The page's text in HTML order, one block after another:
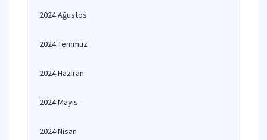
2024 Ağustos
2024 Temmuz
2024 Haziran
2024 Mayıs
2024 Nisan